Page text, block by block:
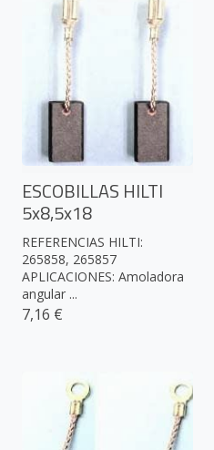
ESCOBILLAS HILTI
5x8,5x18
REFERENCIAS HILTI:
265858, 265857
APLICACIONES: Amoladora
angular ...
7,16 €